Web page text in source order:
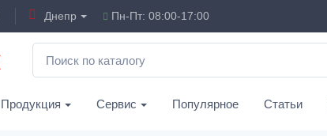
Днепр Пн-Пт: 08:00-17:00
Продукция Сервис Популярное Статьи